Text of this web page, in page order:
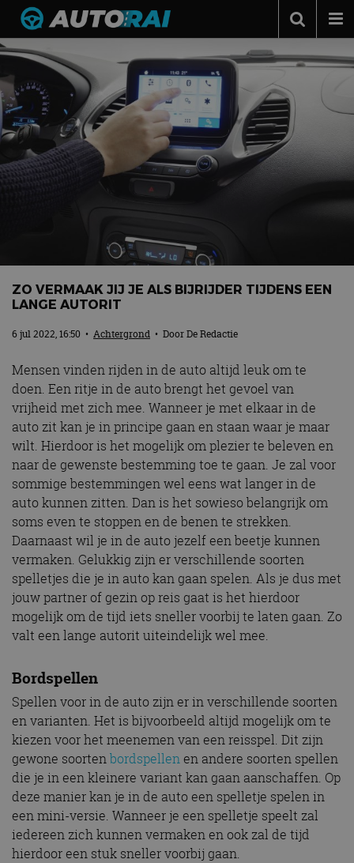
Autonieuws
Podcast
Autotests
Automerken
Adverteren
ZO VERMAAK JIJ JE ALS BIJRIJDER TIJDENS EEN
LANGE AUTORIT
6 jul 2022, 16:50 • Achtergrond • DoorDe Redactie
Mensen vinden rijden in de auto altijd leuk om te
doen. Een ritje in de auto brengt het gevoel van
vrijheid met zich mee. Wanneer je met elkaar in de
auto zit kan je in principe gaan en staan waar je maar
wilt. Hierdoor is het mogelijk om plezier te beleven en
naar de gewenste bestemming toe te gaan. Je zal voor
sommige bestemmingen wel eens wat langer in de
auto kunnen zitten. Dan is het sowieso belangrijk om
soms even te stoppen en de benen te strekken.
Daarnaast wil je in de auto jezelf een beetje kunnen
vermaken. Gelukkig zijn er verschillende soorten
spelletjes die je in auto kan gaan spelen. Als je dus met
jouw partner of gezin op reis gaat is het hierdoor
mogelijk om de tijd iets sneller voorbij te laten gaan. Zo
valt een lange autorit uiteindelijk wel mee.
Bordspellen
Spellen voor in de auto zijn er in verschillende soorten
en varianten. Het is bijvoorbeeld altijd mogelijk om te
kiezen voor het meenemen van een reisspel. Dit zijn
gewone soortenbordspellenen andere soorten spellen
die je in een kleinere variant kan gaan aanschaffen. Op
deze manier kan je in de auto een spelletje spelen in
een mini-versie. Wanneer je een spelletje speelt zal
iedereen zich kunnen vermaken en ook zal de tijd
hierdoor een stuk sneller voorbij gaan.